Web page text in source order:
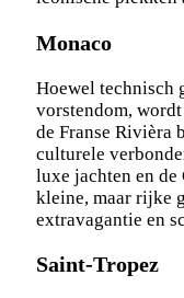
Monaco
Hoewel technisch
vorstendom,
de Franse Rivièra
culturele
luxe jachten en
kleine, maar rijke
extravagantie en
Saint-Tropez